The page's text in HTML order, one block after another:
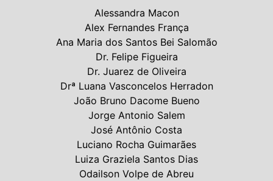
Alessandra Macon
Alex Fernandes França
Ana Maria dos Santos Bei Salomão
Dr. Felipe Figueira
Dr. Juarez de Oliveira
Drª Luana Vasconcelos Herradon
João Bruno Dacome Bueno
Jorge Antonio Salem
José Antônio Costa
Luciano Rocha Guimarães
Luiza Graziela Santos Dias
Odailson Volpe de Abreu